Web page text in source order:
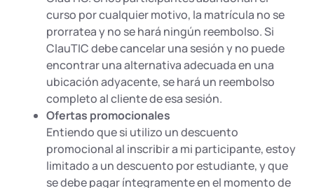
curso por cualquier motivo, la matrícula no se
prorratea y no se hará ningún reembolso. Si
ClauTIC debe cancelar una sesión y no puede
encontrar una alternativa adecuada en una
ubicación adyacente, se hará un reembolso
completo al cliente de esa sesión.
Ofertas promocionales
Entiendo que si utilizo un descuento
promocional al inscribir a mi participante, estoy
limitado a un descuento por estudiante, y que
se debe pagar íntegramente en el momento de